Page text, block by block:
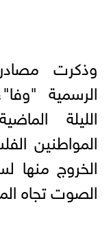
وذكرت مصادر
الرسمية
الليلة
المواطنين
الخروج منها
الصوت تجاه